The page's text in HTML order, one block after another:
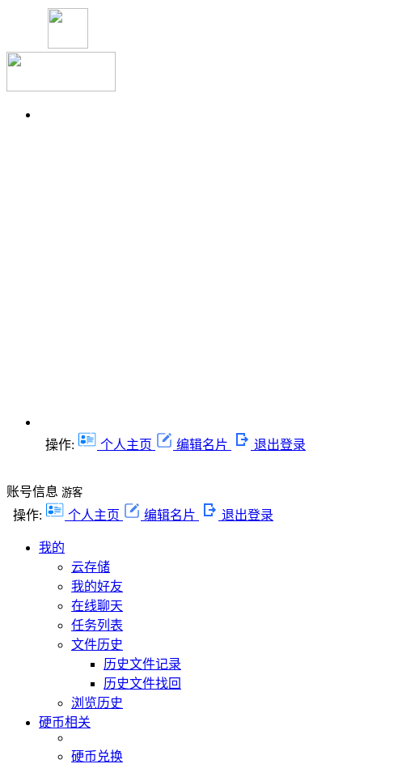
操作: 个人主页 编辑名片 退出登录
账号信息 游客
操作: 个人主页 编辑名片 退出登录
我的
云存储
我的好友
在线聊天
任务列表
文件历史
历史文件记录
历史文件找回
浏览历史
硬币相关
硬币兑换